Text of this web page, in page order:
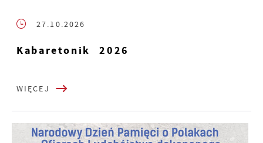
27.10.2026
Kabaretonik 2026
WIĘCEJ